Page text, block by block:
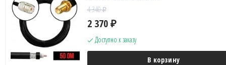
4 340₽
2 370 ₽
Доступно к заказу
В корзину